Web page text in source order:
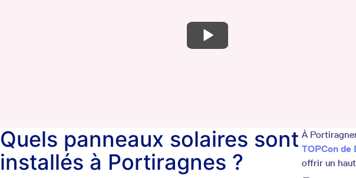
Quels panneaux solaires sont
installés à Portiragnes ?
À
TOPCon de
offrir un